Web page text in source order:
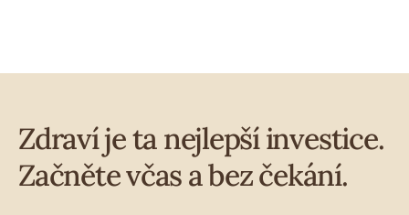
Zdraví je ta nejlepší investice.
Začněte včas a bez čekání.